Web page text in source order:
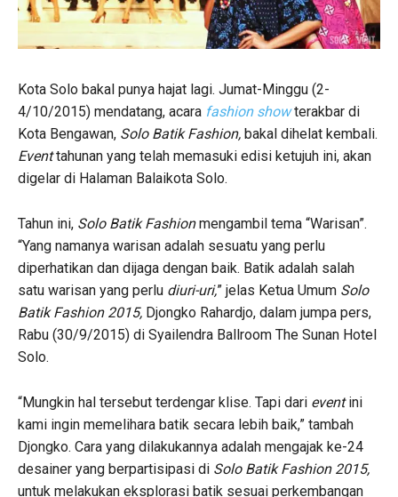
Kota Solo bakal punya hajat lagi. Jumat-Minggu (2-
4/10/2015) mendatang, acara fashion show terakbar di
Kota Bengawan, Solo Batik Fashion, bakal dihelat kembali.
Eventtahunan yang telah memasuki edisi ketujuh ini, akan
digelar di Halaman Balaikota Solo.
Tahun ini, Solo Batik Fashionmengambil tema “Warisan”.
“Yang namanya warisan adalah sesuatu yang perlu
diperhatikan dan dijaga dengan baik. Batik adalah salah
satu warisan yang perlu diuri-uri,” jelas Ketua Umum Solo
Batik Fashion 2015, Djongko Rahardjo, dalam jumpa pers,
Rabu (30/9/2015) di Syailendra Ballroom The Sunan Hotel
Solo.
“Mungkin hal tersebut terdengar klise. Tapi dari eventini
kami ingin memelihara batik secara lebih baik,” tambah
Djongko. Cara yang dilakukannya adalah mengajak ke-24
desainer yang berpartisipasi di Solo Batik Fashion 2015,
untuk melakukan eksplorasi batik sesuai perkembangan